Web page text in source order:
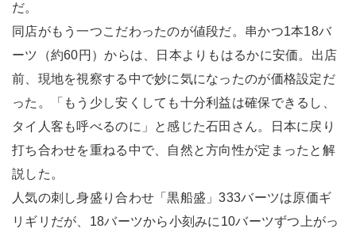
だ。
同店がもう一つこだわったのが値段だ。串かつ1本18バ
ーツ（約60円）からは、日本よりもはるかに安価。出店
前、現地を視察する中で妙に気になったのが価格設定だ
った。「もう少し安くしても十分利益は確保できるし、
タイ人客も呼べるのに」と感じた石田さん。日本に戻り
打ち合わせを重ねる中で、自然と方向性が定まったと解
説した。
人気の刺し身盛り合わせ「黒船盛」333バーツは原価ギ
リギリだが、18バーツから小刻みに10バーツずつ上がっ